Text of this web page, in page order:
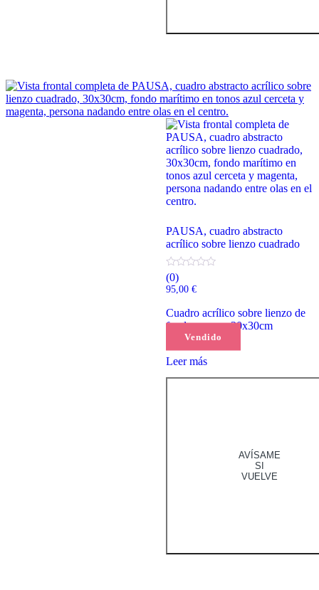
Vendido
PAUSA, cuadro abstracto
acrílico sobre lienzo cuadrado
(0)
95,00 €
Cuadro acrílico sobre lienzo de
fondo grueso, 30x30cm
Leer más
AVÍSAME
SI
VUELVE